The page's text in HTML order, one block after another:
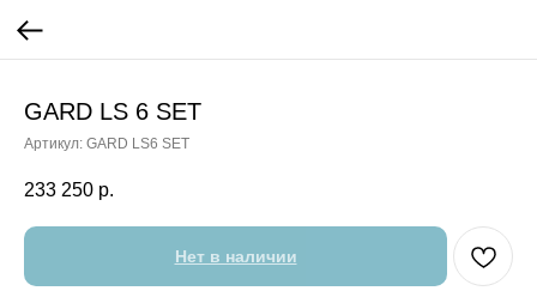
GARD LS 6 SET
Артикул: GARD LS6 SET
233 250 р.
Нет в наличии